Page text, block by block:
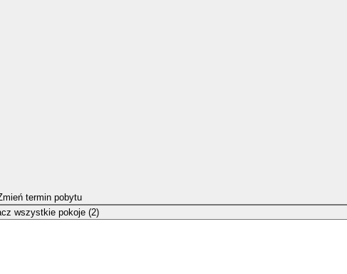
termin pobytu
wszystkie pokoje (2)